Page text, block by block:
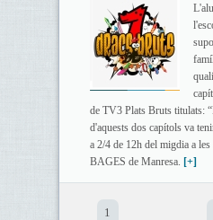
de TV3 Plats Bruts titulats:
d'aquests dos capítols va
a 2/4 de 12h del migdia a
BAGES de Manresa. [+]
1